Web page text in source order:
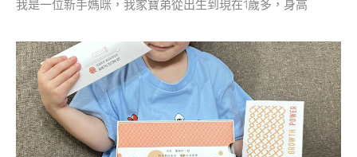
我是一位新手媽咪，我家寶弟從出生到現在1歲多，身高